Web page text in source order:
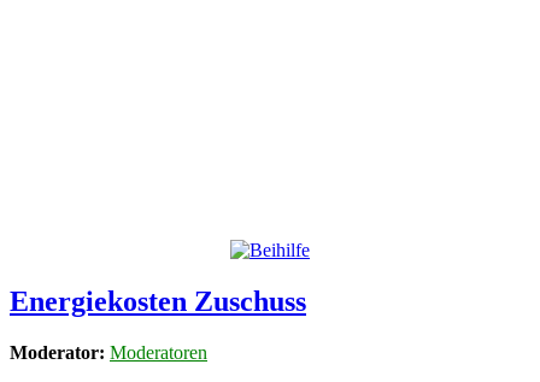
Energiekosten Zuschuss
Moderator: Moderatoren